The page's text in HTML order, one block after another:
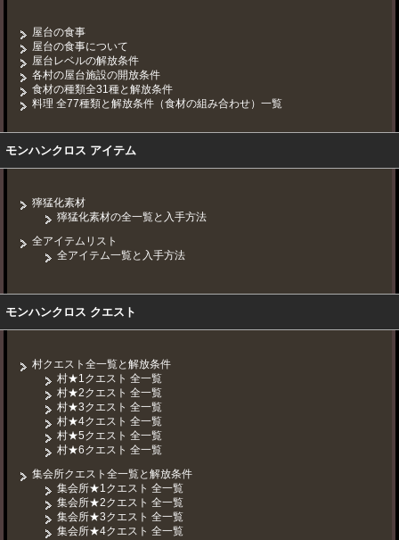
屋台の食事
屋台の食事について
屋台レベルの解放条件
各村の屋台施設の開放条件
食材の種類全31種と解放条件
料理 全77種類と解放条件（食材の組み合わせ）一覧
モンハンクロス アイテム
獰猛化素材
獰猛化素材の全一覧と入手方法
全アイテムリスト
全アイテム一覧と入手方法
モンハンクロス クエスト
村クエスト全一覧と解放条件
村★1クエスト 全一覧
村★2クエスト 全一覧
村★3クエスト 全一覧
村★4クエスト 全一覧
村★5クエスト 全一覧
村★6クエスト 全一覧
集会所クエスト全一覧と解放条件
集会所★1クエスト 全一覧
集会所★2クエスト 全一覧
集会所★3クエスト 全一覧
集会所★4クエスト 全一覧